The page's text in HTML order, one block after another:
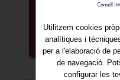
Utilitzem cookies
analítiques i
per a l'elaboració de
de navegació.
configurar les